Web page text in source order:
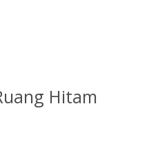
Hitam